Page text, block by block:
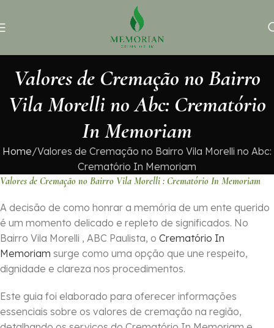
Valores de Cremação no Bairro
Vila Morelli no Abc: Crematório
In Memoriam
Home Valores de Cremação no Bairro Vila Morelli no Abc:
Crematório In Memoriam
Valores de Cremação no Bairro Vila Morelli : Crematório In Memoriam
A decisão de como honrar a memória de um ente querido
é um momento delicado e repleto de significados. No
Bairro Vila Morelli , ABC Paulista, o Crematório In
Memoriam surge como uma opção que une respeito,
dignidade e clareza nos procedimentos.
Este guia foi elaborado para oferecer informações
essenciais sobre os valores de cremação na região,